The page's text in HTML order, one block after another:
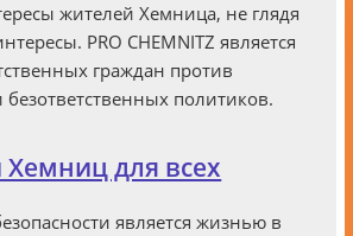
жителей Хемница, не глядя
PRO CHEMNITZ является
граждан против
политиков.
для всех
является жизнью в